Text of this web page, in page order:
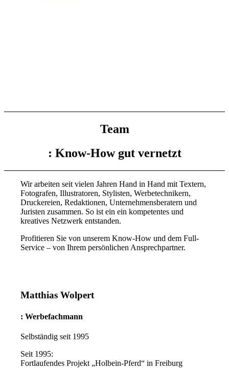
Team
: Know-How gut vernetzt
Wir arbeiten seit vielen Jahren Hand in Hand mit Textern,
Fotografen, Illustratoren, Stylisten, Werbetechnikern,
Druckereien, Redaktionen, Unternehmensberatern und
Juristen zusammen. So ist ein ein kompetentes und
kreatives Netzwerk entstanden.
Profitieren Sie von unserem Know-How und dem Full-
Service – von Ihrem persönlichen Ansprechpartner.
Matthias Wolpert
: Werbefachmann
Selbständig seit 1995
Seit 1995:
Fortlaufendes Projekt „Holbein-Pferd“ in Freiburg